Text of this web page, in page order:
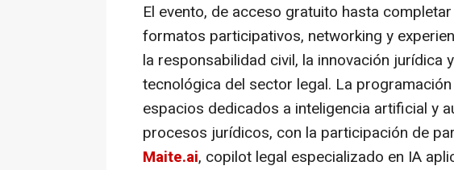
El evento, de acceso gratuito hasta
formatos participativos, networking y
la responsabilidad civil, la innovación jurídica
tecnológica del sector legal. La
espacios dedicados a inteligencia artificial y
procesos jurídicos, con la participación de
Maite.ai, copilot legal especializado en IA